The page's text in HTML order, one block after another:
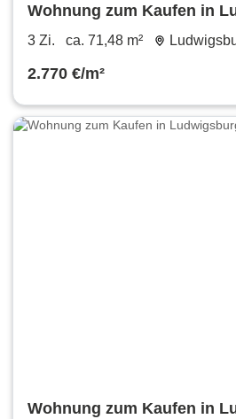
Wohnung zum Kaufen in
198.000 € 71.48 m²
3 Zi. ca. 71,48 m²
2.770 €/m²
Wohnung zum Kaufen in